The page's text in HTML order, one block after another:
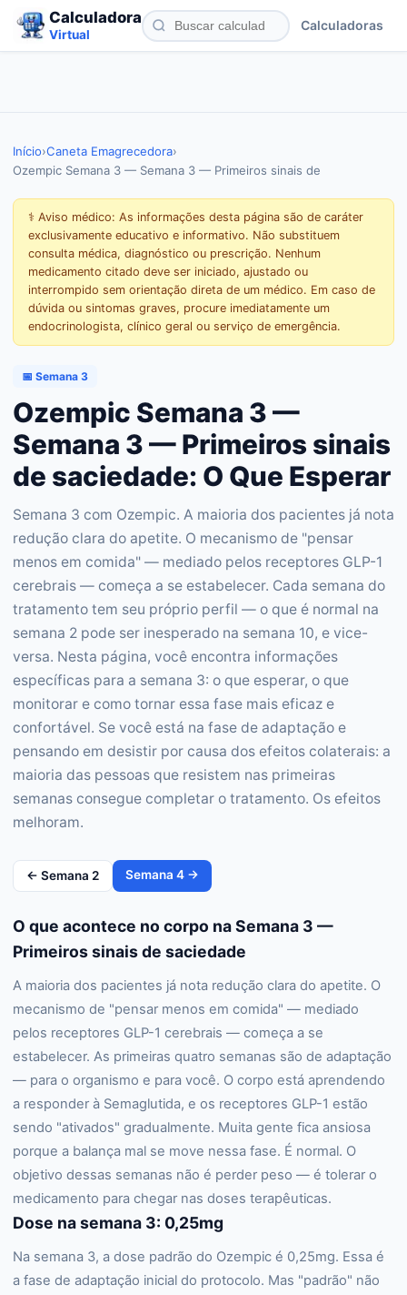
Calculadora
Virtual
Calculadoras
Início›Caneta Emagrecedora›
Ozempic Semana 3 — Semana 3 — Primeiros sinais de
⚕️ Aviso médico: As informações desta página são de caráter
exclusivamente educativo e informativo. Não substituem
consulta médica, diagnóstico ou prescrição. Nenhum
medicamento citado deve ser iniciado, ajustado ou
interrompido sem orientação direta de um médico. Em caso de
dúvida ou sintomas graves, procure imediatamente um
endocrinologista, clínico geral ou serviço de emergência.
📅 Semana 3
Ozempic Semana 3 —
Semana 3 — Primeiros sinais
de saciedade: O Que Esperar
Semana 3 com Ozempic. A maioria dos pacientes já nota
redução clara do apetite. O mecanismo de "pensar
menos em comida" — mediado pelos receptores GLP-1
cerebrais — começa a se estabelecer. Cada semana do
tratamento tem seu próprio perfil — o que é normal na
semana 2 pode ser inesperado na semana 10, e vice-
versa. Nesta página, você encontra informações
específicas para a semana 3: o que esperar, o que
monitorar e como tornar essa fase mais eficaz e
confortável. Se você está na fase de adaptação e
pensando em desistir por causa dos efeitos colaterais: a
maioria das pessoas que resistem nas primeiras
semanas consegue completar o tratamento. Os efeitos
melhoram.
← Semana 2 Semana 4 →
O que acontece no corpo na Semana 3 —
Primeiros sinais de saciedade
A maioria dos pacientes já nota redução clara do apetite. O
mecanismo de "pensar menos em comida" — mediado
pelos receptores GLP-1 cerebrais — começa a se
estabelecer. As primeiras quatro semanas são de adaptação
— para o organismo e para você. O corpo está aprendendo
a responder à Semaglutida, e os receptores GLP-1 estão
sendo "ativados" gradualmente. Muita gente fica ansiosa
porque a balança mal se move nessa fase. É normal. O
objetivo dessas semanas não é perder peso — é tolerar o
medicamento para chegar nas doses terapêuticas.
Dose na semana 3: 0,25mg
Na semana 3, a dose padrão do Ozempic é 0,25mg. Essa é
a fase de adaptação inicial do protocolo. Mas "padrão" não